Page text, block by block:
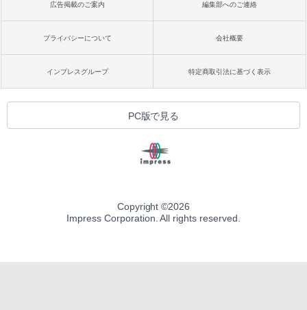
広告掲載のご案内 編集部へのご連絡
プライバシーについて 会社概要
インプレスグループ 特定商取引法に基づく表示
PC版で見る
Copyright ©2026
Impress Corporation. All rights reserved.